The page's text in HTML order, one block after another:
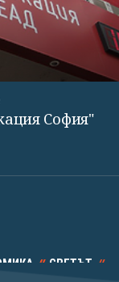
София"
СВЕТЪТ